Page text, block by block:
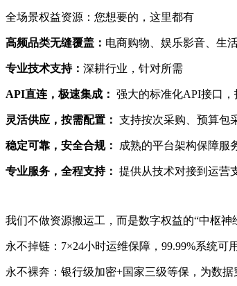
全场景权益资源：您想要的，这里都有
高频品类无缝覆盖： 电商购物、娱乐影音、生
专业技术支持： 深耕行业，针对所需
API直连，极速集成： 强大的标准化API接口
灵活供应，按需配置： 支持按次采购、预算包
稳定可靠，安全合规： 成熟的平台架构保障服
专业服务，全程支持： 提供从技术对接到运营
我们不做资源搬运工，而是数字权益的“中枢
永不掉链：7×24小时运维保障，99.99%系统可
永不裸奔：银行级加密+国家三级等保，为数据